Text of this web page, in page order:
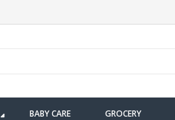
BABY CARE GROCERY